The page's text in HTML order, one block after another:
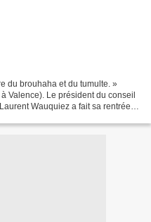
du brouhaha et du tumulte. »
Valence). Le président du conseil
Wauquiez a fait sa rentrée